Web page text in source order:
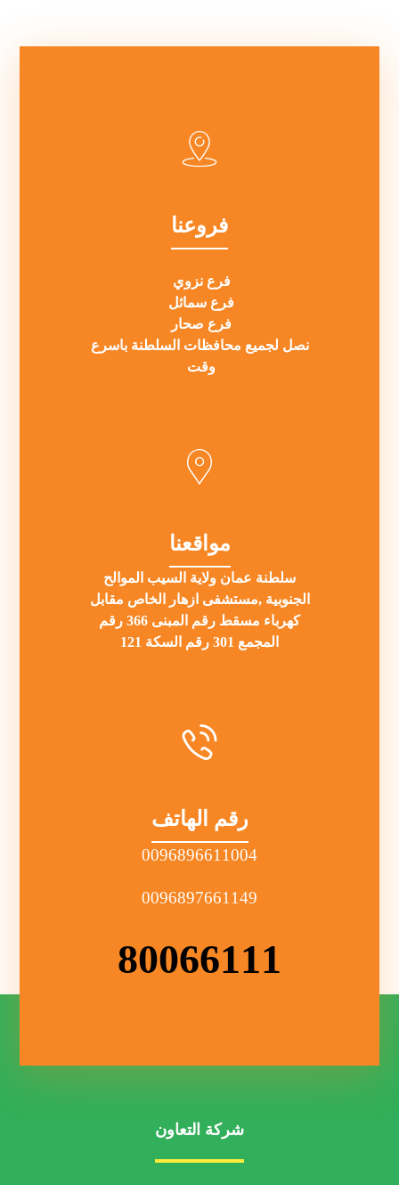
فروعنا
فرع نزوي
فرع سمائل
فرع صحار
نصل لجميع محافظات السلطنة باسرع
وقت
مواقعنا
سلطنة عمان ولاية السيب الموالح
الجنوبية ,مستشفى ازهار الخاص مقابل
كهرباء مسقط رقم المبنى 366 رقم
المجمع 301 رقم السكة 121
رقم الهاتف
0096896611004
0096897661149
80066111
شركة التعاون